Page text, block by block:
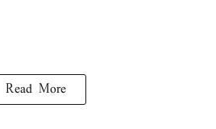
Read More